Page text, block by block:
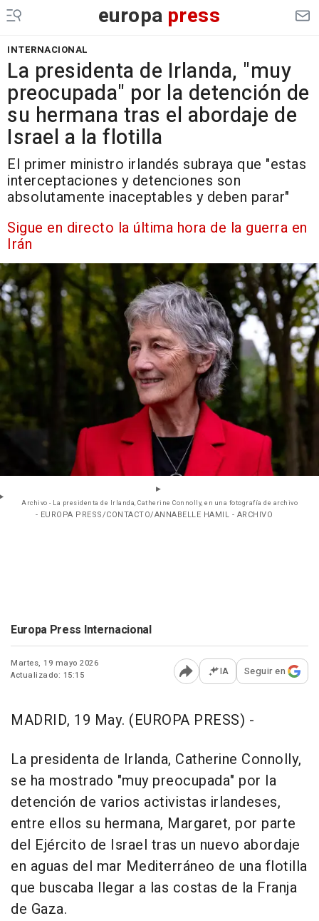
europa press
INTERNACIONAL
La presidenta de Irlanda, "muy
preocupada" por la detención de
su hermana tras el abordaje de
Israel a la flotilla
El primer ministro irlandés subraya que "estas
interceptaciones y detenciones son
absolutamente inaceptables y deben parar"
Sigue en directo la última hora de la guerra en
Irán
Archivo - La presidenta de Irlanda, Catherine Connolly, en una fotografía de archivo
- EUROPA PRESS/CONTACTO/ANNABELLE HAMIL - ARCHIVO
Europa Press Internacional
Martes, 19 mayo 2026
Actualizado: 15:15
Abrir opciones para
IA Seguir en
MADRID, 19 May. (EUROPA PRESS) -
La presidenta de Irlanda, Catherine Connolly,
se ha mostrado "muy preocupada" por la
detención de varios activistas irlandeses,
entre ellos su hermana, Margaret, por parte
del Ejército de Israel tras un nuevo abordaje
en aguas del mar Mediterráneo de una flotilla
que buscaba llegar a las costas de la Franja
de Gaza.